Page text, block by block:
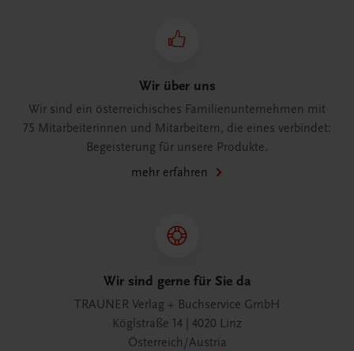
Wir über uns
Wir sind ein österreichisches Familienunternehmen mit
75 Mitarbeiterinnen und Mitarbeitern, die eines verbindet:
Begeisterung für unsere Produkte.
mehr erfahren
Wir sind gerne für Sie da
TRAUNER Verlag + Buchservice GmbH
Köglstraße 14 | 4020 Linz
Österreich/Austria